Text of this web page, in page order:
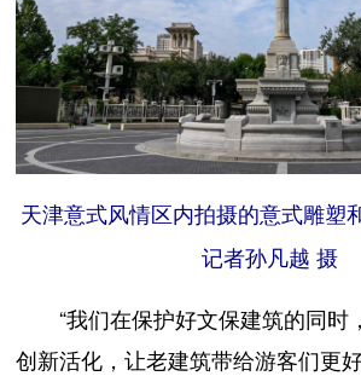
天津意式风情区内拍摄的意式雕塑
记者孙凡越 摄
“我们在保护好文保建筑的同时
创新活化，让老建筑带给游客们更